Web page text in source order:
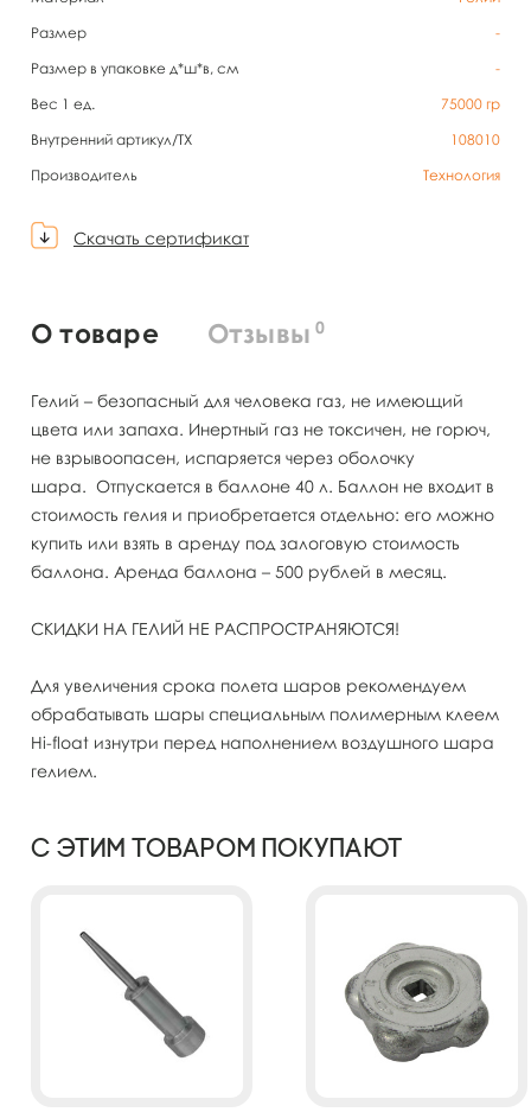
Размер
-
Размер в упаковке д*ш*в, см
-
Вес 1 ед.
75000 гр
Внутренний артикул/TX
108010
Производитель
Технология
Скачать сертификат
О товаре Отзывы 0
Гелий – безопасный для человека газ, не имеющий
цвета или запаха. Инертный газ не токсичен, не горюч,
не взрывоопасен, испаряется через оболочку
шара. Отпускается в баллоне 40 л. Баллон не входит в
стоимость гелия и приобретается отдельно: его можно
купить или взять в аренду под залоговую стоимость
баллона. Аренда баллона – 500 рублей в месяц.
СКИДКИ НА ГЕЛИЙ НЕ РАСПРОСТРАНЯЮТСЯ!
Для увеличения срока полета шаров рекомендуем
обрабатывать шары специальным полимерным клеем
Hi-float изнутри перед наполнением воздушного шара
гелием.
С этим товаром покупают